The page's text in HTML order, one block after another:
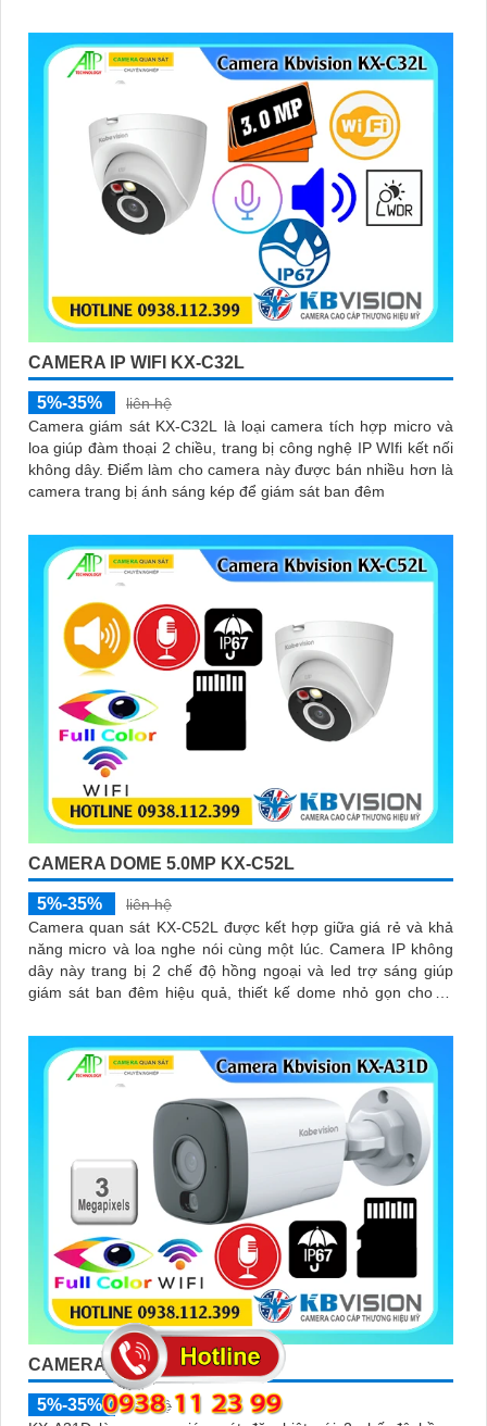
CAMERA IP WIFI KX-C32L
5%-35%
liên hệ
Camera giám sát KX-C32L là loại camera tích hợp micro và
loa giúp đàm thoại 2 chiều, trang bị công nghệ IP WIfi kết nối
không dây. Điểm làm cho camera này được bán nhiều hơn là
camera trang bị ánh sáng kép để giám sát ban đêm
CAMERA DOME 5.0MP KX-C52L
5%-35%
liên hệ
Camera quan sát KX-C52L được kết hợp giữa giá rẻ và khả
năng micro và loa nghe nói cùng một lúc. Camera IP không
dây này trang bị 2 chế độ hồng ngoại và led trợ sáng giúp
giám sát ban đêm hiệu quả, thiết kế dome nhỏ gọn cho ra
CAMERA THÂN WIFI KX-A31D
5%-35%
liên hệ